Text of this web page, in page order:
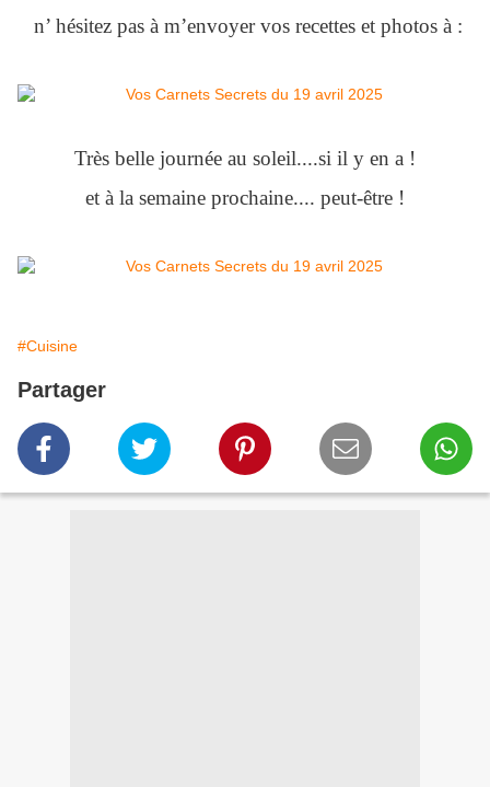
n’ hésitez pas à m’envoyer vos recettes et photos à :
Très belle journée au soleil....si il y en a !
et à la semaine prochaine.... peut-être !
#Cuisine
Partager